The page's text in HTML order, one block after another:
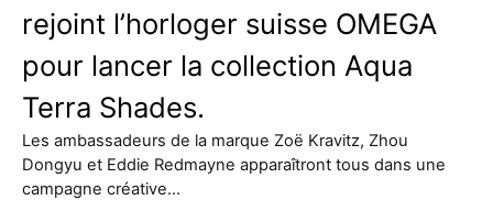
rejoint l’horloger suisse OMEGA
pour lancer la collection Aqua
Terra Shades.
Les ambassadeurs de la marque Zoë Kravitz, Zhou
Dongyu et Eddie Redmayne apparaîtront tous dans une
campagne créative…